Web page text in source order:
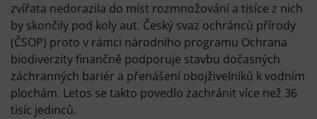
zvířata nedorazila do míst rozmnožování a tisíce z nich
by skončily pod koly aut. Český svaz ochránců přírody
(ČSOP) proto v rámci národního programu Ochrana
biodiverzity finančně podporuje stavbu dočasných
záchranných bariér a přenášení obojživelníků k vodním
plochám. Letos se takto povedlo zachránit více než 36
tisíc jedinců.